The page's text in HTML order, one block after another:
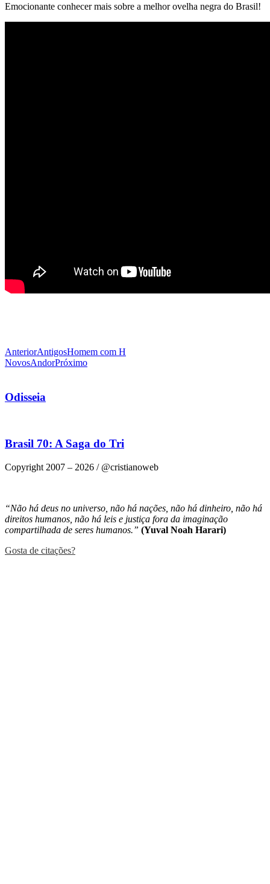
Emocionante conhecer mais sobre a melhor ovelha negra do Brasil!
AnteriorAntigosHomem com H
NovosAndorPróximo
Odisseia
Brasil 70: A Saga do Tri
Copyright 2007 – 2026 / @cristianoweb
“Não há deus no universo, não há nações, não há dinheiro, não há
direitos humanos, não há leis e justiça fora da imaginação
compartilhada de seres humanos.” (Yuval Noah Harari)
Gosta de citações?